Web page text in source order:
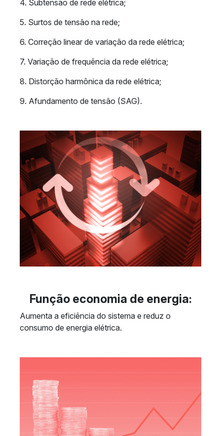
4. Subtensão de rede elétrica;
5. Surtos de tensão na rede;
6. Correção linear de variação da rede elétrica;
7. Variação de frequência da rede elétrica;
8. Distorção harmônica da rede elétrica;
9. Afundamento de tensão (SAG).
Função economia de energia:
Aumenta a eficiência do sistema e reduz o
consumo de energia elétrica.